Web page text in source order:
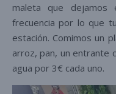
maleta que
frecuencia por lo que
estación. Comimos un
arroz, pan, un entrante
agua por 3€ cada uno.